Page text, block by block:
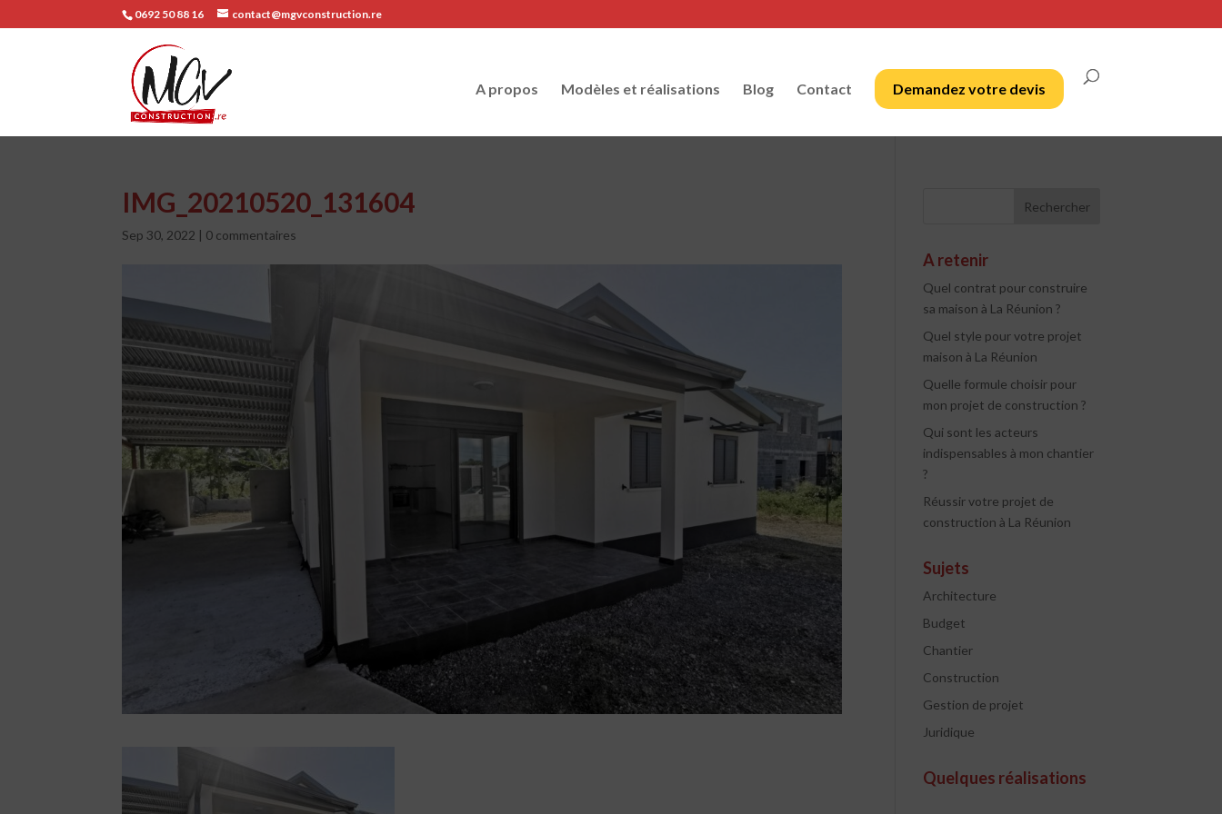
0692 50 88 16 contact@mgvconstruction.re
A propos Modèles et réalisations Blog Contact Demandez votre devis
IMG_20210520_131604
Sep 30, 2022 | 0 commentaires
A retenir
Quel contrat pour construire
sa maison à La Réunion ?
Quel style pour votre projet
maison à La Réunion
Quelle formule choisir pour
mon projet de construction ?
Qui sont les acteurs
indispensables à mon chantier
?
Réussir votre projet de
construction à La Réunion
Sujets
Architecture
Budget
Chantier
Construction
Gestion de projet
Juridique
Quelques réalisations